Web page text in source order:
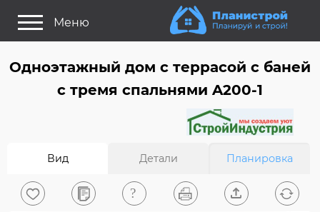
Меню
Как выбрать планировку?
Найти архитектора
Одноэтажный дом c террасой с баней
с тремя спальнями A200-1
Вид Детали Планировка